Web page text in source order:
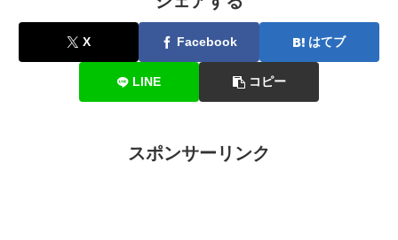
X Facebook はてブ
LINE コピー
スポンサーリンク